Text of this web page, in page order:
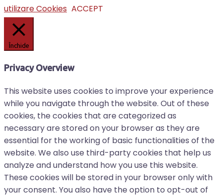
utilizare Cookies ACCEPT
Închide
Privacy Overview
This website uses cookies to improve your experience
while you navigate through the website. Out of these
cookies, the cookies that are categorized as
necessary are stored on your browser as they are
essential for the working of basic functionalities of the
website. We also use third-party cookies that help us
analyze and understand how you use this website.
These cookies will be stored in your browser only with
your consent. You also have the option to opt-out of